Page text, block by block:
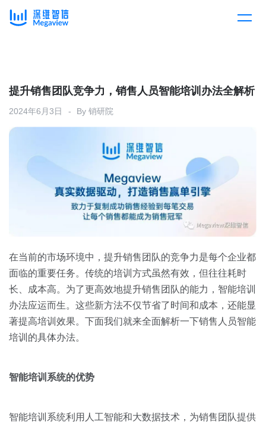
产品总览
产品集成
解决方案
按行业
消费医疗
房地产
金融
按角色
销售人员
客户案例
资源中心
全部
白皮书
关于我们
预约演示
提升销售团队竞争力，销售人员智能培训办法全解析
2024年6月3日 By 销研院
在当前的市场环境中，提升销售团队的竞争力是每个企业都
面临的重要任务。传统的培训方式虽然有效，但往往耗时
长、成本高。为了更高效地提升销售团队的能力，智能培训
办法应运而生。这些新方法不仅节省了时间和成本，还能显
著提高培训效果。下面我们就来全面解析一下销售人员智能
培训的具体办法。
智能培训系统的优势
智能培训系统利用人工智能和大数据技术，为销售团队提供